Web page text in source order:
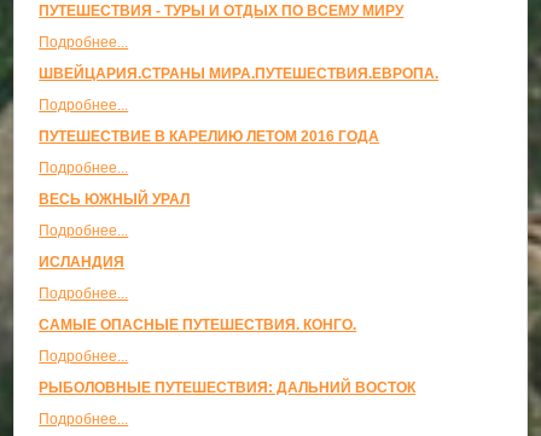
ПУТЕШЕСТВИЯ - ТУРЫ И ОТДЫХ ПО ВСЕМУ МИРУ
Подробнее...
ШВЕЙЦАРИЯ.СТРАНЫ МИРА.ПУТЕШЕСТВИЯ.ЕВРОПА.
Подробнее...
ПУТЕШЕСТВИЕ В КАРЕЛИЮ ЛЕТОМ 2016 ГОДА
Подробнее...
ВЕСЬ ЮЖНЫЙ УРАЛ
Подробнее...
ИСЛАНДИЯ
Подробнее...
САМЫЕ ОПАСНЫЕ ПУТЕШЕСТВИЯ. КОНГО.
Подробнее...
РЫБОЛОВНЫЕ ПУТЕШЕСТВИЯ: ДАЛЬНИЙ ВОСТОК
Подробнее...